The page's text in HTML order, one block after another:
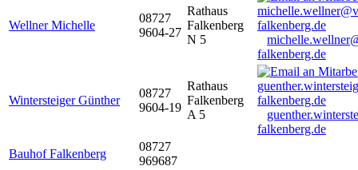
Wellner Michelle
08727
9604-27
Rathaus
Falkenberg
N 5
falkenberg.de
Wintersteiger Günther
08727
9604-19
Rathaus
Falkenberg
A 5
falkenberg.de
Bauhof Falkenberg
08727
969687